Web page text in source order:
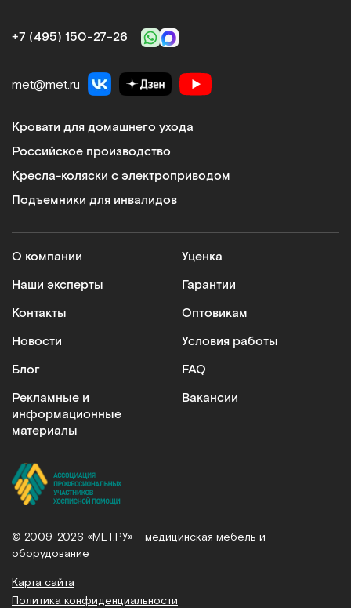
+7 (495) 150‑27‑26
met@met.ru
Кровати для домашнего ухода
Российское производство
Кресла-коляски с электроприводом
Подъемники для инвалидов
О компании
Наши эксперты
Контакты
Новости
Блог
Рекламные и
информационные
материалы
Уценка
Гарантии
Оптовикам
Условия работы
FAQ
Вакансии
© 2009-2026 «МЕТ.РУ» – медицинская мебель и
оборудование
Карта сайта
Политика конфиденциальности